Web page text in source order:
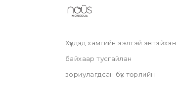
Хүүхдэд хамгийн ээлтэй эвтэйхэн
байхаар тусгайлан
зориулагдсан бүх төрлийн